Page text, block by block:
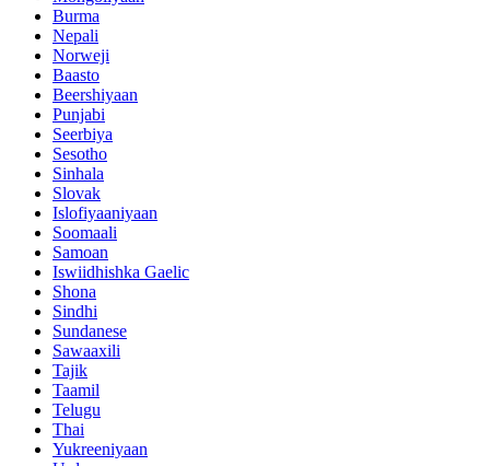
Burma
Nepali
Norweji
Baasto
Beershiyaan
Punjabi
Seerbiya
Sesotho
Sinhala
Slovak
Islofiyaaniyaan
Soomaali
Samoan
Iswiidhishka Gaelic
Shona
Sindhi
Sundanese
Sawaaxili
Tajik
Taamil
Telugu
Thai
Yukreeniyaan